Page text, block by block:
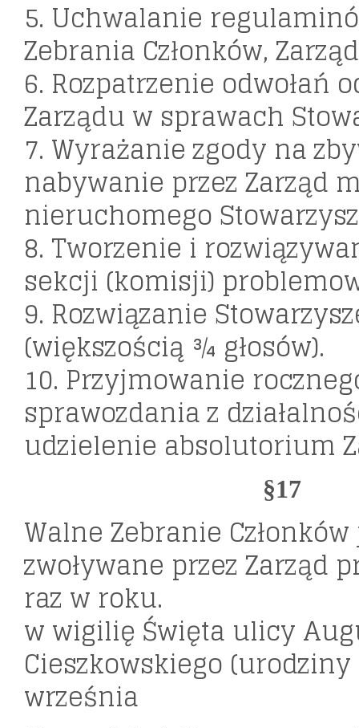
5. Uchwalanie
Zebrania Członków,
6. Rozpatrzenie odwołań
Zarządu w sprawach
7. Wyrażanie zgody na
nabywanie przez Zarząd
nieruchomego
8. Tworzenie i
sekcji (komisji)
9. Rozwiązanie
(większością ¾ głosów).
10. Przyjmowanie
sprawozdania z
udzielenie absolutorium
§17
Walne Zebranie
zwoływane przez Zarząd
raz w roku.
w wigilię Święta ulicy
Cieszkowskiego
września